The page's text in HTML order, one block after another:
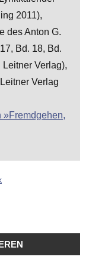
2011),
des Anton G.
Bd. 18, Bd.
Verlag),
Verlag